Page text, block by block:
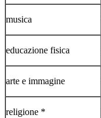
musica
educazione fisica
arte e immagine
religione *